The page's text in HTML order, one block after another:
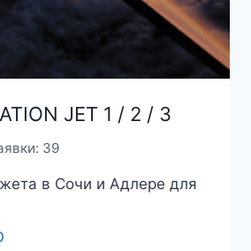
JET 1 / 2 / 3
39
в Сочи и Адлере для